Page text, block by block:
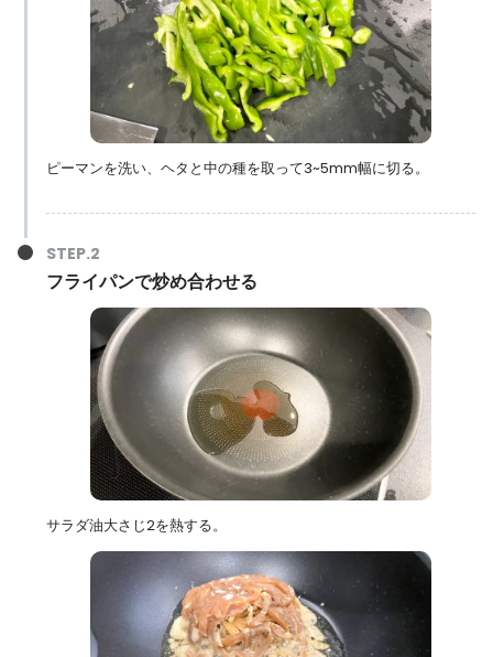
ピーマンを洗い、ヘタと中の種を取って3~5mm幅に切る。
フライパンで炒め合わせる
サラダ油大さじ2を熱する。